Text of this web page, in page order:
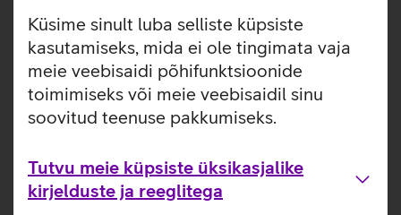
Küsime sinult luba selliste küpsiste
kasutamiseks, mida ei ole tingimata vaja
meie veebisaidi põhifunktsioonide
toimimiseks või meie veebisaidil sinu
soovitud teenuse pakkumiseks.
Tutvu meie küpsiste üksikasjalike
kirjelduste ja reeglitega
Lisainfo
Rõhuta oma kodu sisekujundust isikupärase
The Frame teleri raamiga.
Kaunista oma Samsung The Frame telerit silmapaistva
raamiga. Samsung The Frame teleri välimust saab väga
Kasulikud lingid